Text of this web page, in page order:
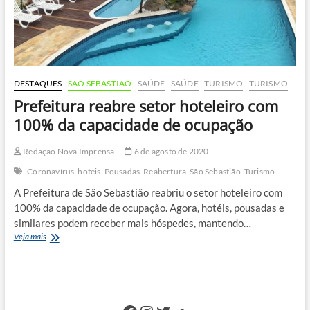
DESTAQUES SÃO SEBASTIÃO SAÚDE SAÚDE TURISMO TURISMO
Prefeitura reabre setor hoteleiro com
100% da capacidade de ocupação
Redação Nova Imprensa
6 de agosto de 2020
Coronavírus hoteis Pousadas Reabertura São Sebastião Turismo
A Prefeitura de São Sebastião reabriu o setor hoteleiro com
100% da capacidade de ocupação. Agora, hotéis, pousadas e
similares podem receber mais hóspedes, mantendo…
Veja maisPrefeitura